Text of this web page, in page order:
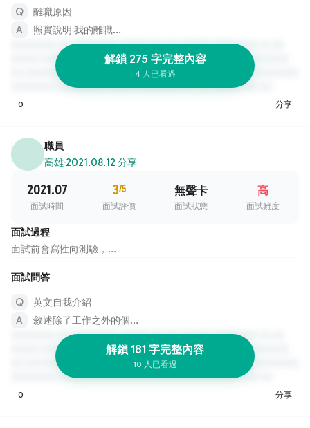
離職原因
照實說明 我的離職...
解鎖 275 字完整內容
4 人已看過
0 分享
職員
高雄·2021.08.12 分享
2021.07
面試時間
3/5
面試評價
無聲卡
面試狀態
高
面試難度
面試過程
面試前會寫性向測驗，...
面試問答
英文自我介紹
敘述除了工作之外的個...
解鎖 181 字完整內容
10 人已看過
0 分享